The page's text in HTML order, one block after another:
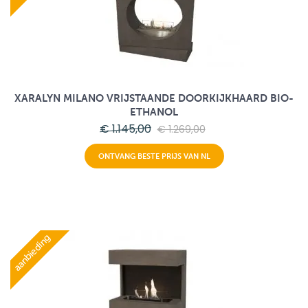
XARALYN MILANO VRIJSTAANDE DOORKIJKHAARD BIO-
ETHANOL
€ 1.145,00 € 1.269,00
ONTVANG BESTE PRIJS VAN NL
aanbieding